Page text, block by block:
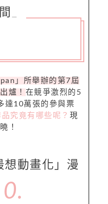
」所舉辦的第7屆
爐！ 在競爭激烈的5
達10萬張的參與票
究竟有哪些呢？ 現
！
動畫化」漫